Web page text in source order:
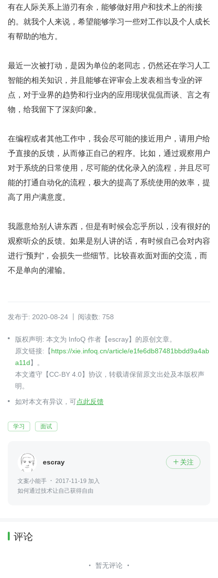
有在人际关系上游刃有余，能够做好用户和技术上的衔接
的。就我个人来说，希望能够学习一些对工作以及个人成长
有帮助的地方。
最近一次被打动，是因为单位的老同志，仍然还在学习人工
智能的相关知识，并且能够在评审会上发表相当专业的评
点，对于业界的趋势和行业内的应用现状侃侃而谈、言之有
物，给我留下了深刻印象。
在编程或者其他工作中，我会尽可能的接近用户，请用户给
予直接的反馈，从而修正自己的程序。比如，通过观察用户
对于系统的日常使用，尽可能的优化录入的流程，并且尽可
能的打通自动化的流程，极大的提高了系统使用的效率，提
高了用户满意度。
我愿意给别人讲东西，但是有时候会忘乎所以，没有很好的
观察听众的反馈。如果是别人讲的话，有时候自己会对内容
进行“预判”，会损失一些细节。比较喜欢面对面的交流，而
不是单向的灌输。
发布于: 2020-08-24 阅读数: 758
版权声明: 本文为 InfoQ 作者【escray】的原创文章。
原文链接:【https://xie.infoq.cn/article/e1fe6db87481bbdd9a4ab
a11d】。
本文遵守【CC-BY 4.0】协议，转载请保留原文出处及本版权声
明。
如对本文有异议，可点此反馈
学习 面试
escray  关注
文案小能手
2017-11-19 加入
如何通过技术让自己获得自由
评论
暂无评论